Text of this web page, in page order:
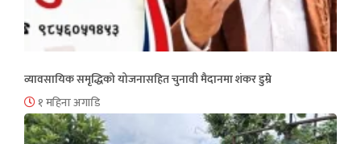
व्यावसायिक समृद्धिको योजनासहित चुनावी मैदानमा शंकर डुम्रे
१ महिना अगाडि